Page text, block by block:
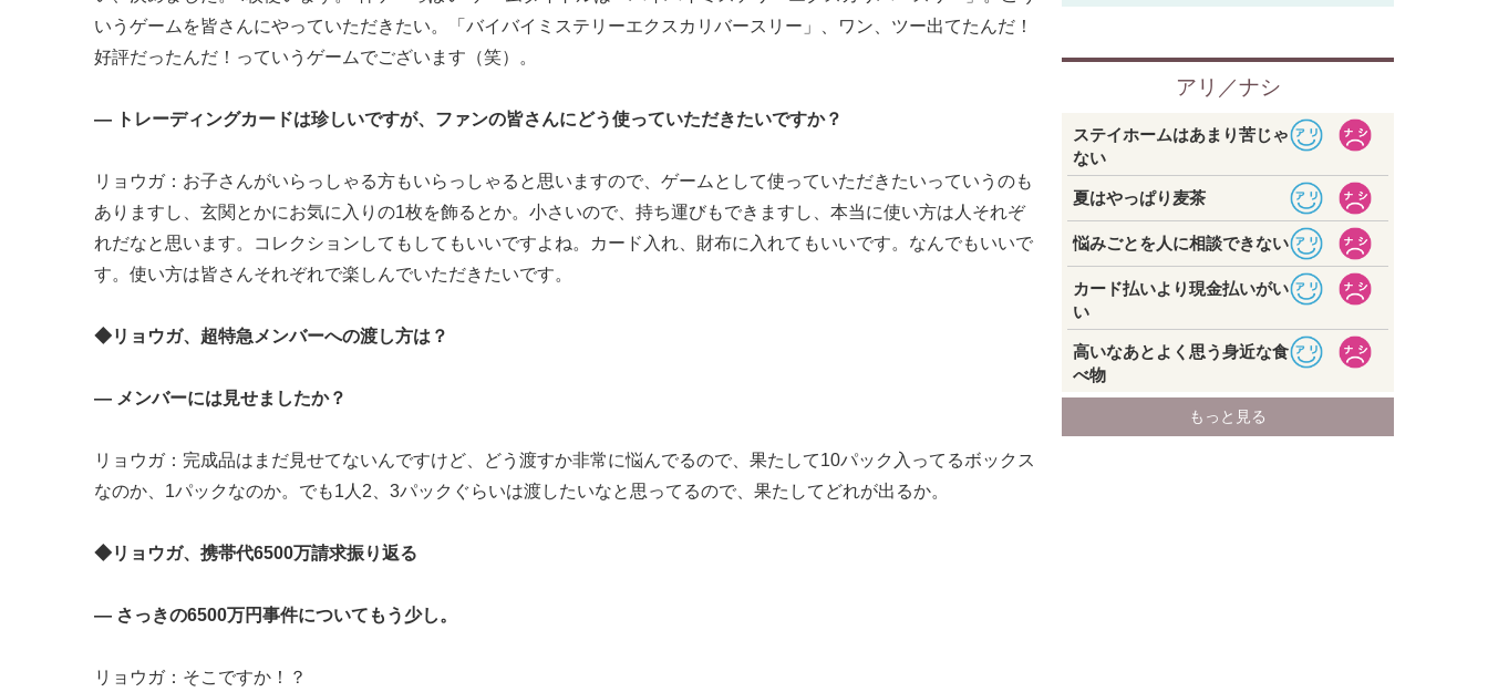
いうゲームを皆さんにやっていただきたい。「バイバイミステリーエクスカリバースリー」、ワン、ツー出てたんだ！
好評だったんだ！っていうゲームでございます（笑）。
― トレーディングカードは珍しいですが、ファンの皆さんにどう使っていただきたいですか？
リョウガ：お子さんがいらっしゃる方もいらっしゃると思いますので、ゲームとして使っていただきたいっていうのも
ありますし、玄関とかにお気に入りの1枚を飾るとか。小さいので、持ち運びもできますし、本当に使い方は人それぞ
れだなと思います。コレクションしてもしてもいいですよね。カード入れ、財布に入れてもいいです。なんでもいいで
す。使い方は皆さんそれぞれで楽しんでいただきたいです。
◆リョウガ、超特急メンバーへの渡し方は？
― メンバーには見せましたか？
リョウガ：完成品はまだ見せてないんですけど、どう渡すか非常に悩んでるので、果たして10パック入ってるボックス
なのか、1パックなのか。でも1人2、3パックぐらいは渡したいなと思ってるので、果たしてどれが出るか。
◆リョウガ、携帯代6500万請求振り返る
― さっきの6500万円事件についてもう少し。
リョウガ：そこですか！？